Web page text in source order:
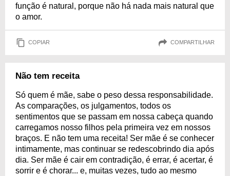
função é natural, porque não há nada mais natural que
o amor.
COPIAR COMPARTILHAR
Não tem receita
Só quem é mãe, sabe o peso dessa responsabilidade.
As comparações, os julgamentos, todos os
sentimentos que se passam em nossa cabeça quando
carregamos nosso filhos pela primeira vez em nossos
braços. E não tem uma receita! Ser mãe é se conhecer
intimamente, mas continuar se redescobrindo dia após
dia. Ser mãe é cair em contradição, é errar, é acertar, é
sorrir e é chorar... e, muitas vezes, tudo ao mesmo